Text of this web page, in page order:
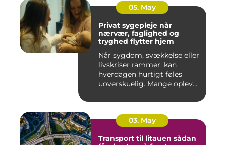
05. May
Privat sygepleje når
nærvær, faglighed og
tryghed flytter hjem
Når sygdom, svækkelse eller
livskriser rammer, kan
hverdagen hurtigt føles
uoverskuelig. Mange oplev...
03. May
Transport til litauen sådan